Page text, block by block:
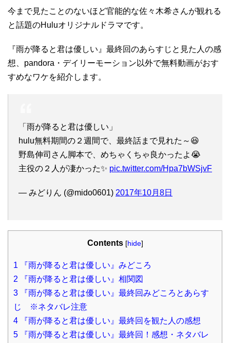
今まで見たことのないほど官能的な佐々木希さんが観れる
と話題のHuluオリジナルドラマです。
『雨が降ると君は優しい』最終回のあらすじと見た人の感
想、pandora・デイリーモーション以外で無料動画がおす
すめなワケを紹介します。
「雨が降ると君は優しい」
hulu無料期間の２週間で、最終話まで見れた～😆
野島伸司さん脚本で、めちゃくちゃ良かったよ😭
主役の２人が凄かった✨ pic.twitter.com/Hpa7bWSjvF
— みどりん (@mido0601) 2017年10月8日
Contents [hide]
1 『雨が降ると君は優しい』みどころ
2 『雨が降ると君は優しい』相関図
3 『雨が降ると君は優しい』最終回みどころとあらす
じ ※ネタバレ注意
4 『雨が降ると君は優しい』最終回を観た人の感想
5 『雨が降ると君は優しい』最終回！感想・ネタバレ